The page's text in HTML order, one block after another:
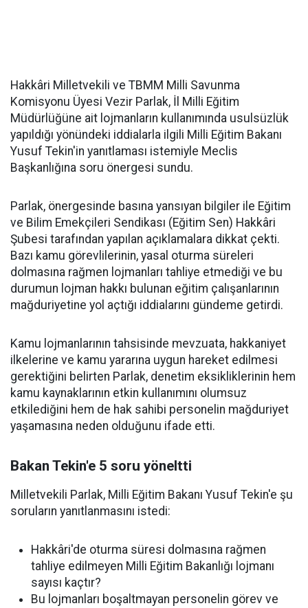
Hakkâri Milletvekili ve TBMM Milli Savunma
Komisyonu Üyesi Vezir Parlak, İl Milli Eğitim
Müdürlüğüne ait lojmanların kullanımında usulsüzlük
yapıldığı yönündeki iddialarla ilgili Milli Eğitim Bakanı
Yusuf Tekin'in yanıtlaması istemiyle Meclis
Başkanlığına soru önergesi sundu.
Parlak, önergesinde basına yansıyan bilgiler ile Eğitim
ve Bilim Emekçileri Sendikası (Eğitim Sen) Hakkâri
Şubesi tarafından yapılan açıklamalara dikkat çekti.
Bazı kamu görevlilerinin, yasal oturma süreleri
dolmasına rağmen lojmanları tahliye etmediği ve bu
durumun lojman hakkı bulunan eğitim çalışanlarının
mağduriyetine yol açtığı iddialarını gündeme getirdi.
Kamu lojmanlarının tahsisinde mevzuata, hakkaniyet
ilkelerine ve kamu yararına uygun hareket edilmesi
gerektiğini belirten Parlak, denetim eksikliklerinin hem
kamu kaynaklarının etkin kullanımını olumsuz
etkilediğini hem de hak sahibi personelin mağduriyet
yaşamasına neden olduğunu ifade etti.
Bakan Tekin'e 5 soru yöneltti
Milletvekili Parlak, Milli Eğitim Bakanı Yusuf Tekin'e şu
soruların yanıtlanmasını istedi:
Hakkâri'de oturma süresi dolmasına rağmen
tahliye edilmeyen Milli Eğitim Bakanlığı lojmanı
sayısı kaçtır?
Bu lojmanları boşaltmayan personelin görev ve